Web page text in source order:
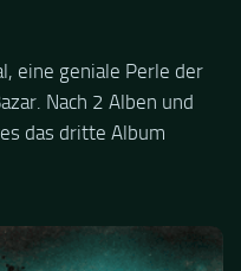
eine geniale Perle der
Nach 2 Alben und
das dritte Album